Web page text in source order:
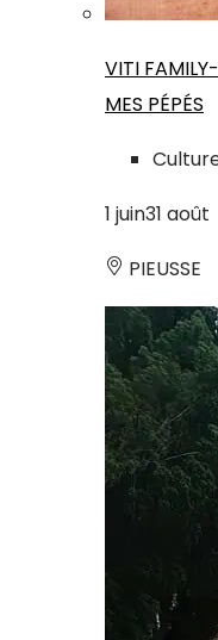
VITI
MES PÉPÉS
1 juin31 août
PIEUSSE